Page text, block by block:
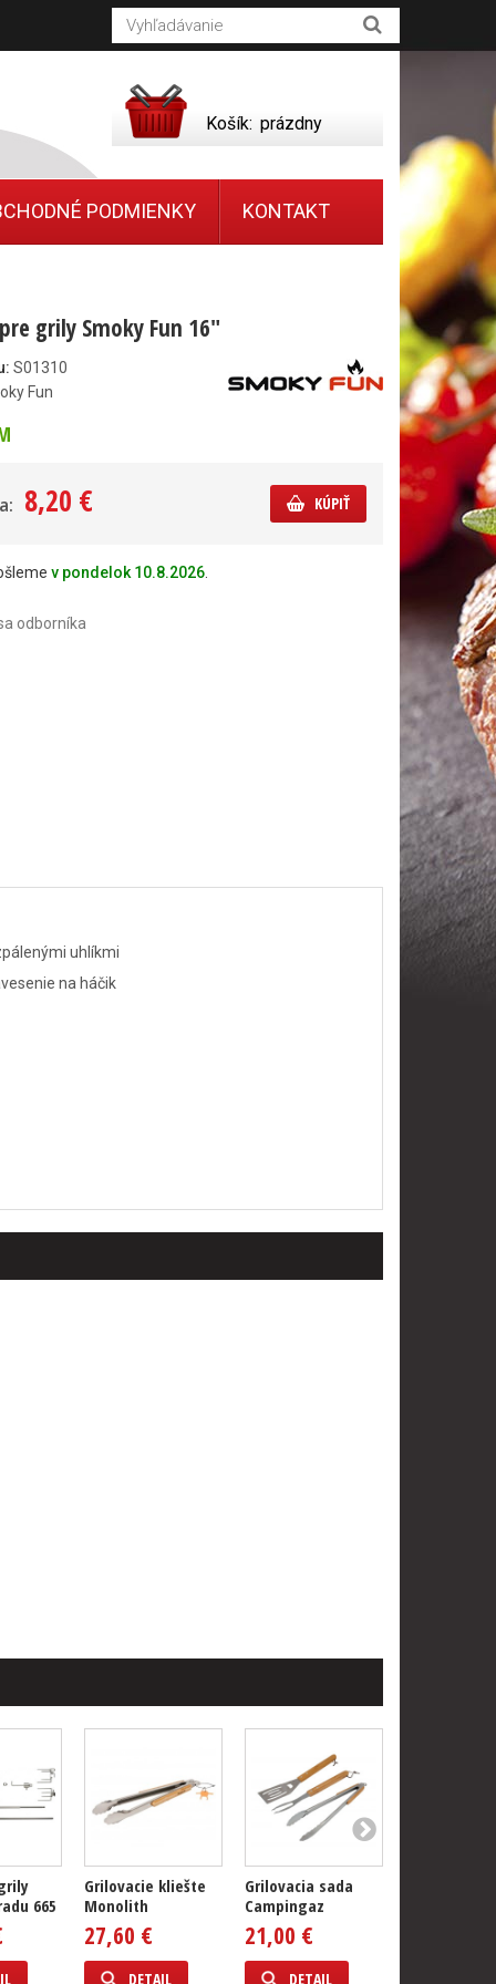
grily Smoky Fun 16"
S01310
Fun
8,20 € KÚPIŤ
v pondelok 10.8.2026
odborníka
uhlíkmi
na háčik
665
Grilovacie kliešte
Monolith
27,60 €
DETAIL
Grilovacia sada
Campingaz
21,00 €
DETAIL
Košík: prázdny
PODMIENKY KONTAKT